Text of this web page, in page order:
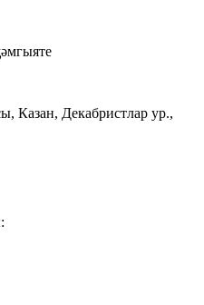
Казан, Декабристлар ур.,